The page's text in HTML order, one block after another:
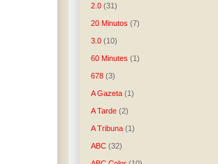
2.0 (31)
20 Minutos (7)
3.0 (10)
60 Minutes (1)
678 (3)
A Gazeta (1)
A Tarde (2)
A Tribuna (1)
ABC (32)